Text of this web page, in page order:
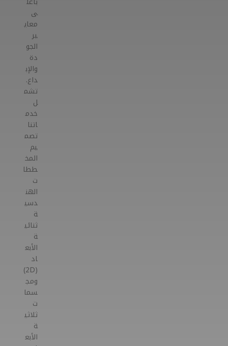
ى
معاي
ير
الجو
دة
والإب
داع.
تشم
ل
خدم
اتنا
تصم
يم
المخ
ططا
ت
الهن
دسي
ة
ثنائي
ة
الأبع
اد
(2D)
ومج
سما
ت
ثلاثي
ة
الأبع